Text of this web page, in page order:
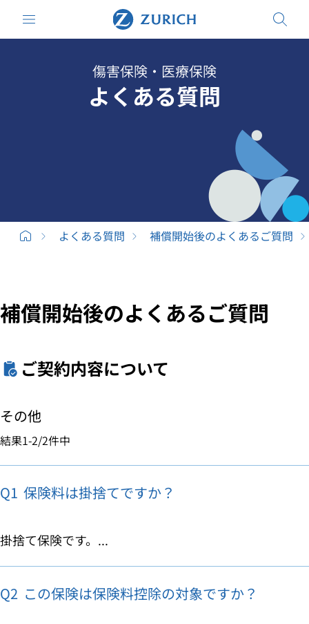
傷害保険・医療保険
よくある質問
よくある質問 補償開始後のよくあるご質問
補償開始後のよくあるご質問
ご契約内容について
その他
結果1-2/2件中
Q1 保険料は掛捨てですか？
掛捨て保険です。...
Q2 この保険は保険料控除の対象ですか？